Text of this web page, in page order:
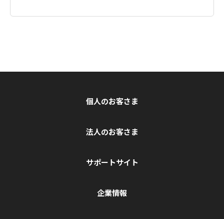
個人のお客さま
法人のお客さま
サポートサイト
企業情報